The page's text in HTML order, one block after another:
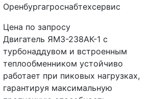
Оренбургагроснабтехсервис
Цена по запросу
Двигатель ЯМЗ-238АК-1 с
турбонаддувом и встроенным
теплообменником устойчиво
работает при пиковых нагрузках,
гарантируя максимальную